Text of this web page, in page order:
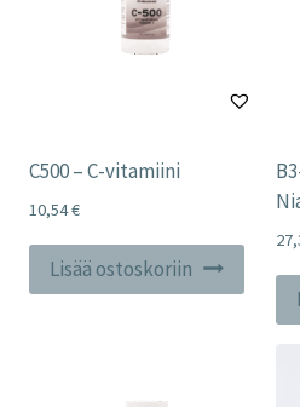
C500 – C-vitamiini
10,54€
Lisää ostoskoriin